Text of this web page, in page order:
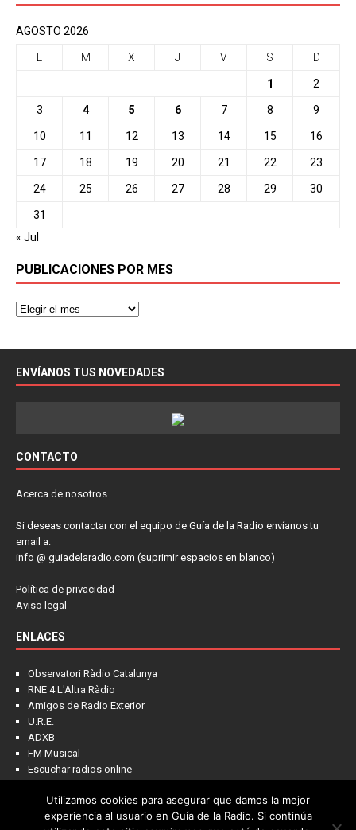
AGOSTO 2026
M X J V S D
1 2
3 4 5 6 7 8 9
10 11 12 13 14 15 16
17 18 19 20 21 22 23
24 25 26 27 28 29 30
31
« Jul
PUBLICACIONES POR MES
ENVÍANOS TUS NOVEDADES
CONTACTO
Acerca de nosotros
Si deseas contactar con el equipo de Guía de la Radio envíanos tu
email a:
info @ guiadelaradio.com (suprimir espacios en blanco)
Política de privacidad
Aviso legal
ENLACES
Observatori Ràdio Catalunya
RNE 4 L'Altra Ràdio
Amigos de Radio Exterior
U.R.E.
ADXB
FM Musical
Escuchar radios online
Utilizamos cookies para asegurar que damos la mejor
experiencia al usuario en Guía de la Radio. Si continúa